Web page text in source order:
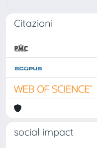
Citazioni
social impact